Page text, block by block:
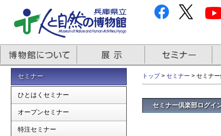
セミナー
ひとはくセミナー
オープンセミナー
特注セミナー
トップ> セミナー > セミナ
セミナー倶楽部ログイ